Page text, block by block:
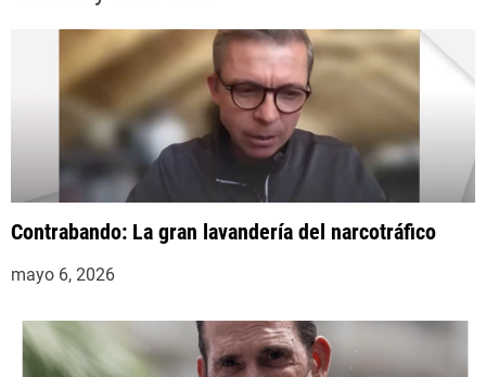
Contrabando: La gran lavandería del narcotráfico
mayo 6, 2026